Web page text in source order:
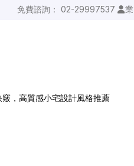
心
意
免費諮詢： 02-29997537
，高質感小宅設計風格推薦